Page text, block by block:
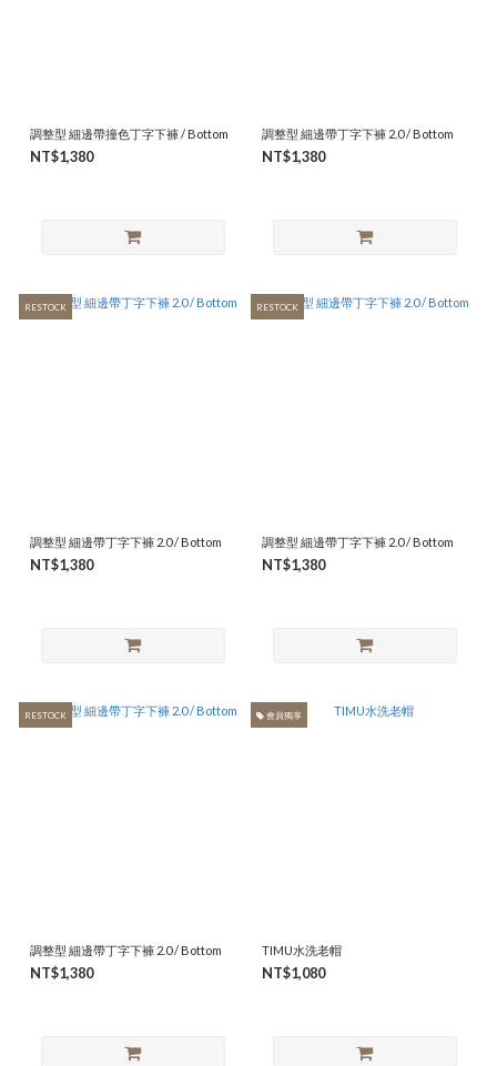
調整型 細邊帶撞色丁字下褲 / Bottom
NT$1,380
調整型 細邊帶丁字下褲 2.0 / Bottom
NT$1,380
RESTOCK
調整型 細邊帶丁字下褲 2.0 / Bottom
NT$1,380
RESTOCK
調整型 細邊帶丁字下褲 2.0 / Bottom
NT$1,380
RESTOCK
調整型 細邊帶丁字下褲 2.0 / Bottom
NT$1,380
會員獨享
TIMU水洗老帽
NT$1,080